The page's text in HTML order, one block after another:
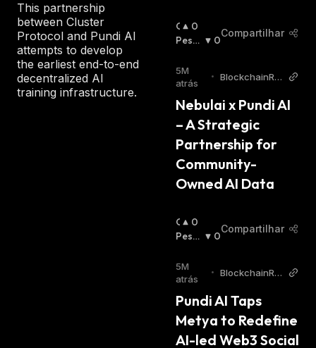
This partnership
between Cluster
Protocol and Pundi AI
attempts to develop
the earliest end-to-end
decentralized AI
training infrastructure.
O
T
M
I
T
A
:
0
Pessi
:
0
Compartilhar
5M
atrás
• BlockchainRe
Nebulai x Pundi AI
– A Strategic
Partnership for
Community-
Owned AI Data
O
T
M
I
T
A
0
Pessi
:
0
Compartilhar
5M
atrás
• BlockchainRe
Pundi AI Taps
Metya to Redefine
AI-led Web3 Social